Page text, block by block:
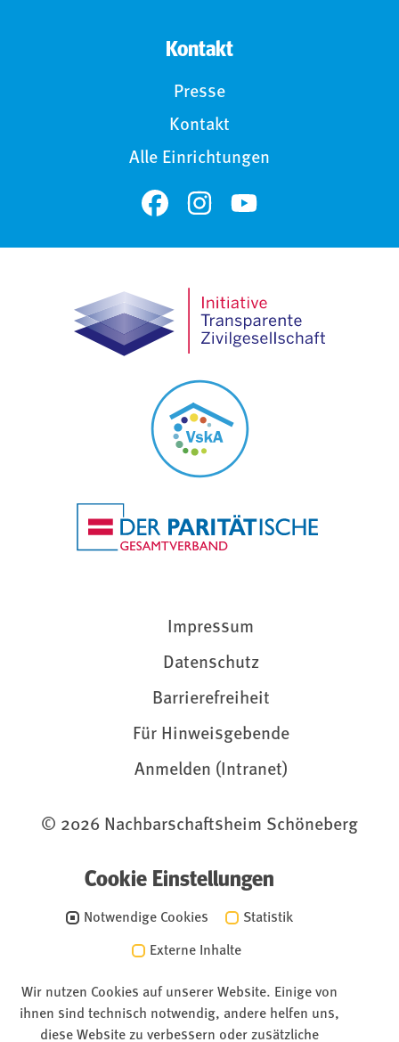
Kontakt
Presse
Kontakt
Alle Einrichtungen
Impressum
Datenschutz
Barrierefreiheit
Für Hinweisgebende
Anmelden (Intranet)
© 2026 Nachbarschaftsheim Schöneberg
Cookie Einstellungen
Notwendige Cookies Statistik
Externe Inhalte
Wir nutzen Cookies auf unserer Website. Einige von
ihnen sind technisch notwendig, andere helfen uns,
diese Website zu verbessern oder zusätzliche